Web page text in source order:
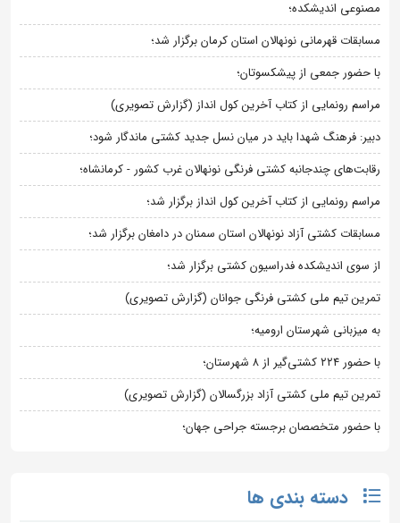
مصنوعی اندیشکده؛
مسابقات قهرمانی نونهالان استان کرمان برگزار شد؛
با حضور جمعی از پیشکسوتان؛
مراسم رونمایی از کتاب آخرین کول انداز (گزارش تصویری)
دبیر: فرهنگ شهدا باید در میان نسل جدید کشتی ماندگار شود؛
رقابت‌های چندجانبه کشتی فرنگی نونهالان غرب کشور - کرمانشاه؛
مراسم رونمایی از کتاب آخرین کول انداز برگزار شد؛
مسابقات کشتی آزاد نونهالان استان سمنان در دامغان برگزار شد؛
از سوی اندیشکده فدراسیون کشتی برگزار شد؛
تمرین تیم ملی کشتی فرنگی جوانان (گزارش تصویری)
به میزبانی شهرستان ارومیه؛
با حضور ۲۲۴ کشتی‌گیر از ۸ شهرستان؛
تمرین تیم ملی کشتی آزاد بزرگسالان (گزارش تصویری)
با حضور متخصصان برجسته جراحی جهان؛
دسته بندی ها